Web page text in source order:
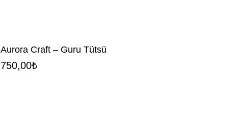
Aurora Craft – Guru Tütsü
750,00₺